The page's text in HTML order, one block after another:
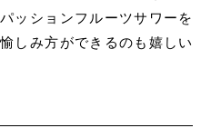
ッションフルーツサワーを
しみ方ができるのも嬉しい